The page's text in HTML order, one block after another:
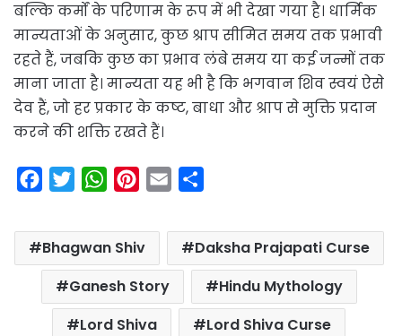
बल्कि कर्मों के परिणाम के रूप में भी देखा गया है। धार्मिक
मान्यताओं के अनुसार, कुछ श्राप सीमित समय तक प्रभावी
रहते हैं, जबकि कुछ का प्रभाव लंबे समय या कई जन्मों तक
माना जाता है। मान्यता यह भी है कि भगवान शिव स्वयं ऐसे
देव हैं, जो हर प्रकार के कष्ट, बाधा और श्राप से मुक्ति प्रदान
करने की शक्ति रखते हैं।
c
e
o
i
t
t
e
r
W
a
t
s
A
p
n
t
e
r
e
a
a
r
e
Bhagwan Shiv
Daksha Prajapati Curse
Ganesh Story
Hindu Mythology
Lord Shiva
Lord Shiva Curse